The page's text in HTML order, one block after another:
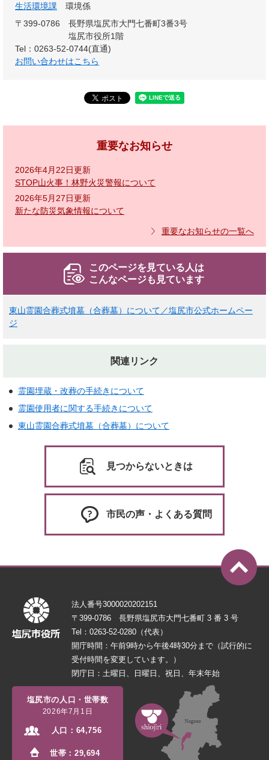
生活環境課
環境係
〒399-0786
長野県塩尻市大門七番町3番3号
塩尻市役所1階
Tel：0263-52-0744(直通)
お問い合わせはこちら
重要なお知らせ
2026年4月22日更新
STOP山火事！林野火災警報について
2026年5月27日更新
新たな防災気象情報について
重要なお知らせの一覧へ
このページを見ている人は
こんなページも見ています
東山霊園合葬式墳墓（合葬墓）について／塩尻市公式ホームペー
ジ
関連リンク
霊園埋蔵・改葬の手続きについて
霊園使用者に関する手続きについて
東山霊園合葬式墳墓（合葬墓）について
見つからないときは
市民の声・よくある質問
法人番号3000020202151
〒399-0786 長野県塩尻市大門七番町 3 番 3 号
Tel：0263-52-0280（代表）
開庁時間：午前9時から午後4時30分まで（試行的に
受付時間を変更しています。）
閉庁日：土曜日、日曜日、祝日、年末年始
塩尻市の人口・世帯数
2026年7月1日
人口： 64,756
世帯：29,694